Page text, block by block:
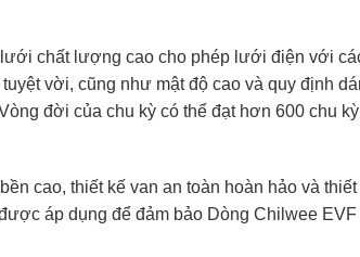
chất lượng cao cho phép lưới điện với
vời, cũng như mật độ cao và quy định
đời của chu kỳ có thể đạt hơn 600 chu
cao, thiết kế van an toàn hoàn hảo và thiết
áp dụng để đảm bảo Dòng Chilwee EVF